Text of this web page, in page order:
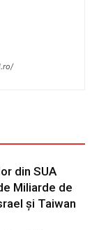
din SUA
Miliarde de
și Taiwan